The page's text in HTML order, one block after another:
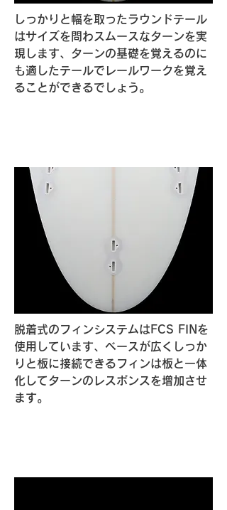
しっかりと幅を取ったラウンドテール
はサイズを問わスムースなターンを実
現します、ターンの基礎を覚えるのに
も適したテールでレールワークを覚え
ることができるでしょう。
脱着式のフィンシステムはFCS FINを
使用しています、ベースが広くしっか
りと板に接続できるフィンは板と一体
化してターンのレスポンスを増加させ
ます。